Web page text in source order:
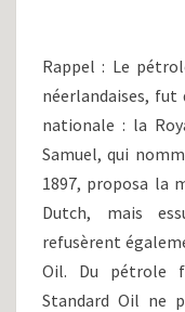
Rappel : Le
néerlandaises, fut
nationale : la
Samuel, qui
1897, proposa la
Dutch, mais
refusèrent
Oil. Du pétrole
Standard Oil ne